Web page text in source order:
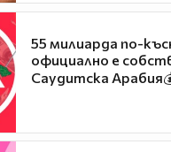
55 милиарда по-
официално е
Саудитска